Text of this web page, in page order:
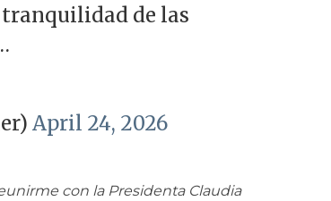
de las
April 24, 2026
con la Presidenta Claudia